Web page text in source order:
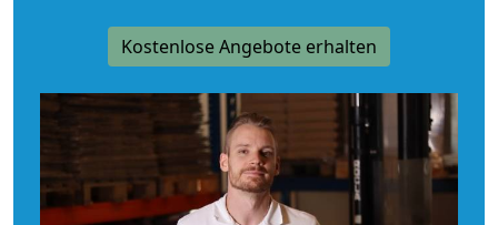
Kostenlose Angebote erhalten